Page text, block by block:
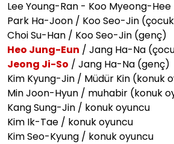
Lee Young-Ran - Koo Myeong-Hee
Park Ha-Joon / Koo Seo-Jin
Choi Su-Han / Koo Seo-Jin (genç)
Heo Jung-Eun / Jang Ha-Na
Jeong Ji-So / Jang Ha-Na (genç)
Kim Kyung-Jin / Müdür Kin (konuk
Min Joon-Hyun / muhabir (konuk
Kang Sung-Jin / konuk oyuncu
Kim Ik-Tae / konuk oyuncu
Kim Seo-Kyung / konuk oyuncu